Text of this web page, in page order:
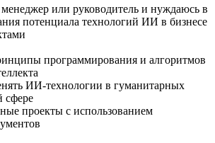
или руководитель и нуждаюсь в
потенциала технологий ИИ в бизнесе
программирования и алгоритмов
ИИ-технологии в гуманитарных
сфере
проекты с использованием